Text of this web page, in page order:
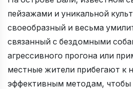
пейзажами и уникальной
своеобразный и весьма
связанный с бездомными
агрессивного прогона или
местные жители прибегают к
эффективным методам,